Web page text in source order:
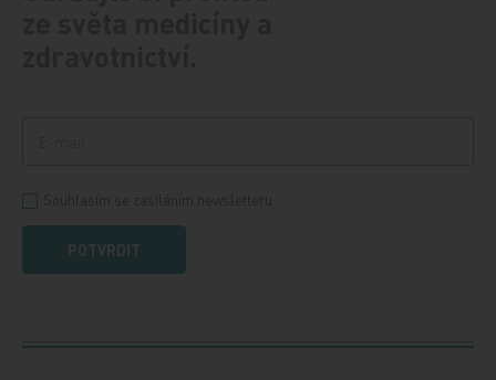
POTVRDIT